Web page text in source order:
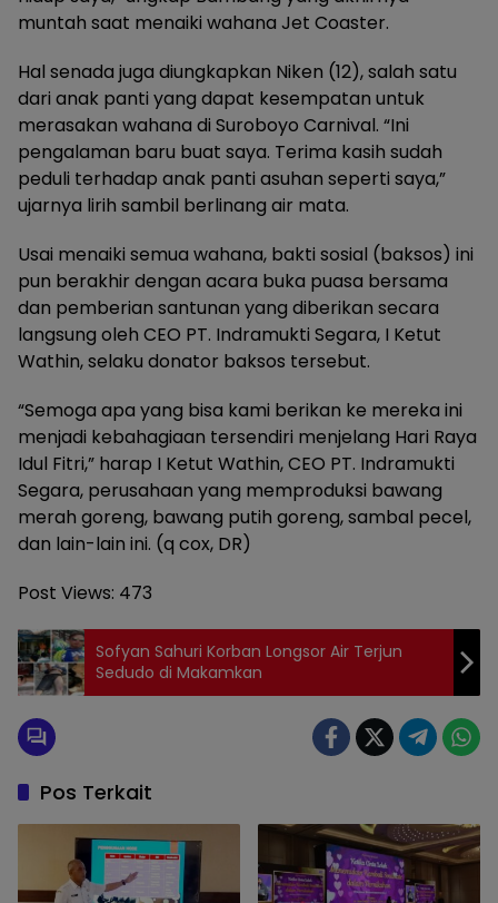
muntah saat menaiki wahana Jet Coaster.
Hal senada juga diungkapkan Niken (12), salah satu
dari anak panti yang dapat kesempatan untuk
merasakan wahana di Suroboyo Carnival. “Ini
pengalaman baru buat saya. Terima kasih sudah
peduli terhadap anak panti asuhan seperti saya,”
ujarnya lirih sambil berlinang air mata.
Usai menaiki semua wahana, bakti sosial (baksos) ini
pun berakhir dengan acara buka puasa bersama
dan pemberian santunan yang diberikan secara
langsung oleh CEO PT. Indramukti Segara, I Ketut
Wathin, selaku donator baksos tersebut.
“Semoga apa yang bisa kami berikan ke mereka ini
menjadi kebahagiaan tersendiri menjelang Hari Raya
Idul Fitri,” harap I Ketut Wathin, CEO PT. Indramukti
Segara, perusahaan yang memproduksi bawang
merah goreng, bawang putih goreng, sambal pecel,
dan lain-lain ini. (q cox, DR)
Post Views: 473
Sofyan Sahuri Korban Longsor Air Terjun
Sedudo di Makamkan
Pos Terkait